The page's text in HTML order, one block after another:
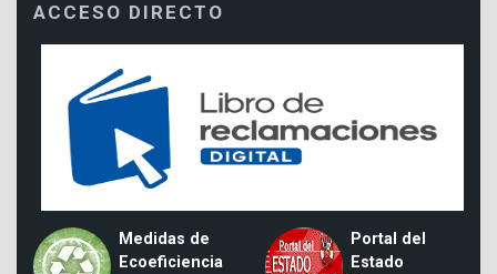
ACCESO DIRECTO
Medidas de
Ecoeficiencia
Portal del
Estado